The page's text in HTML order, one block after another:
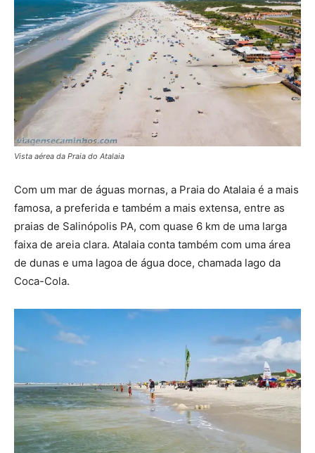
Vista aérea da Praia do Atalaia
Com um mar de águas mornas, a Praia do Atalaia é a mais
famosa, a preferida e também a mais extensa, entre as
praias de Salinópolis PA, com quase 6 km de uma larga
faixa de areia clara. Atalaia conta também com uma área
de dunas e uma lagoa de água doce, chamada lago da
Coca-Cola.